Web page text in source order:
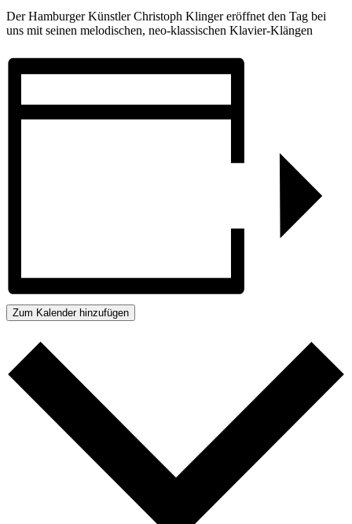
Der Hamburger Künstler Christoph Klinger eröffnet den Tag bei
uns mit seinen melodischen, neo-klassischen Klavier-Klängen
Zum Kalender hinzufügen